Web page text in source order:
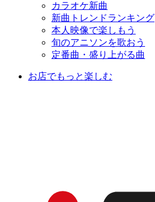
カラオケ新曲
新曲トレンドランキング
本人映像で楽しもう
旬のアニソンを歌おう
定番曲・盛り上がる曲
お店でもっと楽しむ